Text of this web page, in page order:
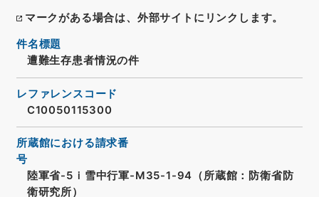
マークがある場合は、外部サイトにリンクします。
件名標題
遭難生存患者情況の件
レファレンスコード
C10050115300
所蔵館における請求番
号
陸軍省-5ｉ雪中行軍-M35-1-94（所蔵館：防衛省防
衛研究所）